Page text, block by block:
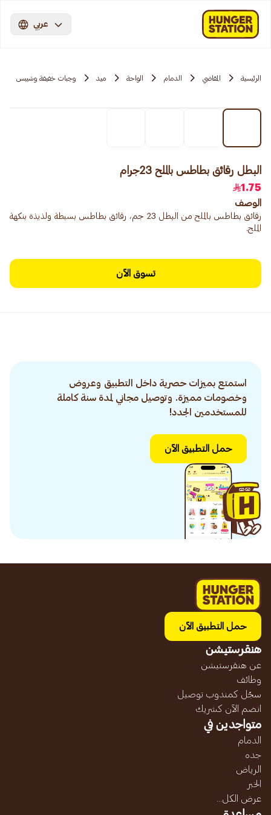
عربي
الرئيسية المقاضي الدمام الواحة ميد وجبات خفيفة وشيبس
البطل رقائق بطاطس بالملح 23جرام
1.75
الوصف
رقائق بطاطس بالملح من البطل 23 جم، رقائق بطاطس بسيطة ولذيذة بنكهة
الملح.
تسوق الآن
استمتع بميزات حصرية داخل التطبيق وعروض
وخصومات مميزة. وتوصيل مجاني لمدة سنة كاملة
للمستخدمين الجدد!
حمل التطبيق الآن
حمل التطبيق الآن
هنقرستيشن
عن هنقرستيشن
وظائف
سجّل كمندوب توصيل
انضم الآن كشريك
متواجدين في
الدمام
جده
الرياض
الخبر
عرض الكل...